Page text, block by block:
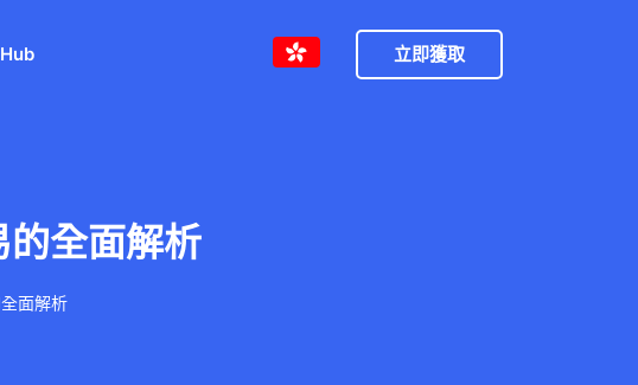
立即獲取
全面解析
面解析